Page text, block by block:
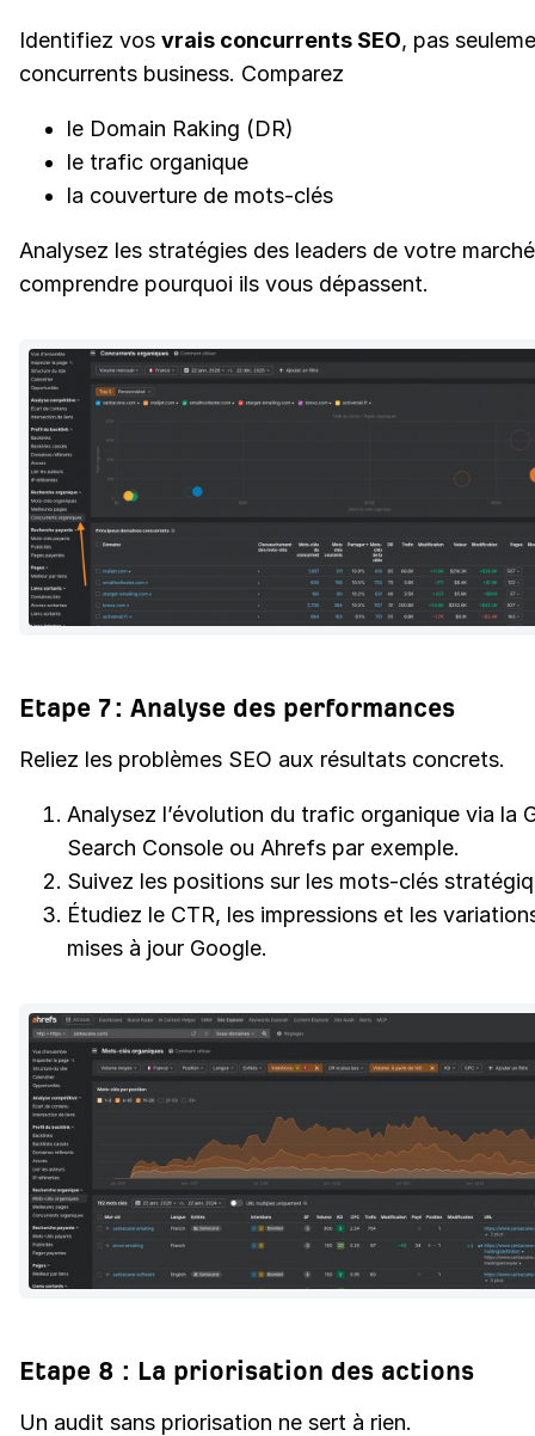
Identifiez vos vrais concurrents SEO, pas
concurrents business. Comparez
le Domain Raking (DR)
le trafic organique
la couverture de mots-clés
Analysez les stratégies des leaders de votre
comprendre pourquoi ils vous dépassent.
Etape 7 : Analyse des performances
Reliez les problèmes SEO aux résultats concrets.
Analysez l’évolution du trafic organique via la
Search Console ou Ahrefs par exemple.
Suivez les positions sur les mots-clés
Étudiez le CTR, les impressions et les
mises à jour Google.
Etape 8 : La priorisation des actions
Un audit sans priorisation ne sert à rien.